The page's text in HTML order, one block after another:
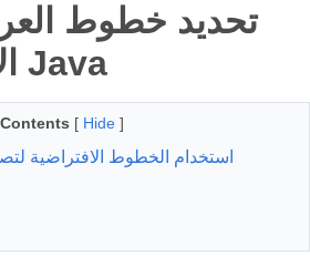
تحديد خطوط
الافتراضية في Java
Contents [ Hide ]
استخدام الخطوط الافتراضية